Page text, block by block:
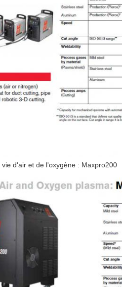
vie d'air et de l'oxygène : Maxpro200